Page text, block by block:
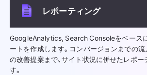
レポーティング
GoogleAnalytics, Search Consoleをベース
ートを作成します。コンバージョンまでの
の改善提案まで、サイト状況に併せたレポ
す。